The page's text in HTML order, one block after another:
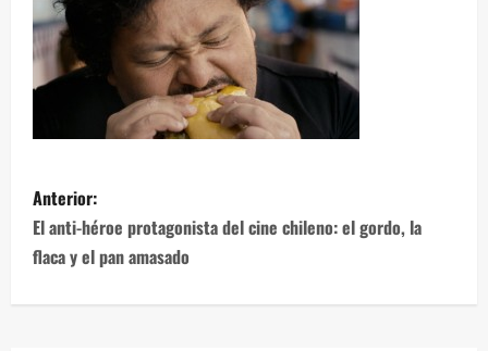
Anterior:
El anti-héroe protagonista del cine chileno: el gordo, la
flaca y el pan amasado